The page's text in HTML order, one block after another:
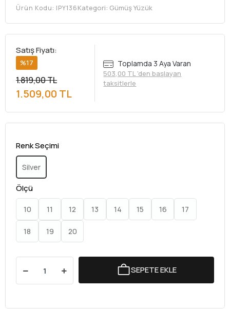
Ürün Kodu: IPY136Kategori: Gümüş Yüzük
Satış Fiyatı:
%17
1.819,00 TL
1.509,00 TL
Toplamda 3 Aya Varan
503,00 TL 'den başlayan
taksitlerle
Renk Seçimi
Silver
Ölçü
10 11 12 13 14 15 16 17
18 19 20
SEPETE EKLE